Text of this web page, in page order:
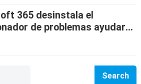
365 desinstala el
de problemas ayudará